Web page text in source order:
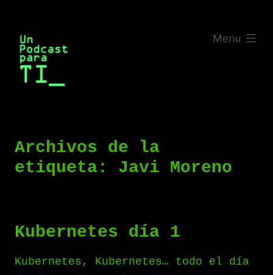
contenido
Menu
expanded
Archivos de la
etiqueta: Javi Moreno
Kubernetes día 1
Kubernetes, Kubernetes… todo el día